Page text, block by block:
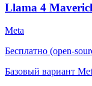
Llama 4
Meta
Бесплатно (open-
Базовый вариант